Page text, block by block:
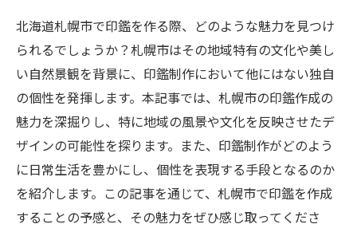
北海道札幌市で印鑑を作る際、どのような魅力を見つけ
られるでしょうか？札幌市はその地域特有の文化や美し
い自然景観を背景に、印鑑制作において他にはない独自
の個性を発揮します。本記事では、札幌市の印鑑作成の
魅力を深掘りし、特に地域の風景や文化を反映させたデ
ザインの可能性を探ります。また、印鑑制作がどのよう
に日常生活を豊かにし、個性を表現する手段となるのか
を紹介します。この記事を通じて、札幌市で印鑑を作成
することの予感と、その魅力をぜひ感じ取ってくださ